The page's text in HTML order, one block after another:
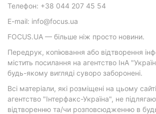
Телефон: +38 044 207 45 54
E-mail: info@focus.ua
FOCUS.UA — більше ніж просто новини.
Передрук, копіювання або відтворення
містить посилання на агентство ІнА
будь-якому вигляді суворо заборонені.
Всі матеріали, які розміщені на цьому
агентство "Інтерфакс-Україна", не
відтворенню та/чи розповсюдженню в